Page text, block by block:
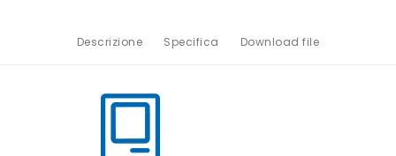
Descrizione Specifica Download file